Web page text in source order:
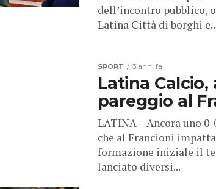
dell’incontro pubblico,
Latina Città di borghi
SPORT 3 anni fa
Latina Calcio,
pareggio al
LATINA – Ancora uno
che al Francioni
formazione iniziale il
lanciato diversi...